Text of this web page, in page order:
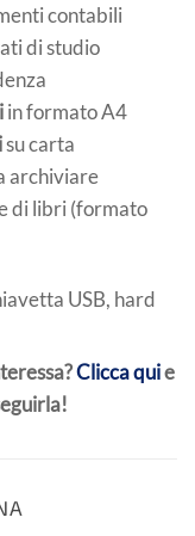
contabili
di studio
in formato A4
su carta
archiviare
di libri (formato
USB, hard
Clicca quie